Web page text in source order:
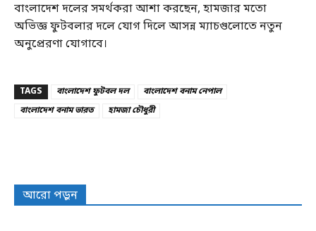
বাংলাদেশ দলের সমর্থকরা আশা করছেন, হামজার মতো
অভিজ্ঞ ফুটবলার দলে যোগ দিলে আসন্ন ম্যাচগুলোতে নতুন
অনুপ্রেরণা যোগাবে।
TAGS বাংলাদেশ ফুটবল দল
বাংলাদেশ বনাম নেপাল
বাংলাদেশ বনাম ভারত
হামজা চৌধুরী
আরো পড়ুন